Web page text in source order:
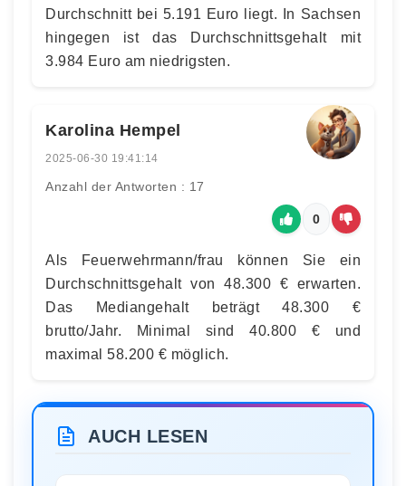
Durchschnitt bei 5.191 Euro liegt. In Sachsen
hingegen ist das Durchschnittsgehalt mit
3.984 Euro am niedrigsten.
Karolina Hempel
2025-06-30 19:41:14
Anzahl der Antworten : 17
0
Als Feuerwehrmann/frau können Sie ein
Durchschnittsgehalt von 48.300 € erwarten.
Das Mediangehalt beträgt 48.300 €
brutto/Jahr. Minimal sind 40.800 € und
maximal 58.200 € möglich.
AUCH LESEN